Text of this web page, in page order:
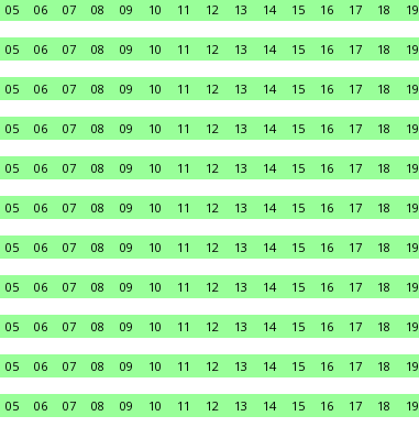
05 06 07 08 09 10 11 12 13 14 15 16 17 18 19
05 06 07 08 09 10 11 12 13 14 15 16 17 18 19
05 06 07 08 09 10 11 12 13 14 15 16 17 18 19
05 06 07 08 09 10 11 12 13 14 15 16 17 18 19
05 06 07 08 09 10 11 12 13 14 15 16 17 18 19
05 06 07 08 09 10 11 12 13 14 15 16 17 18 19
05 06 07 08 09 10 11 12 13 14 15 16 17 18 19
05 06 07 08 09 10 11 12 13 14 15 16 17 18 19
05 06 07 08 09 10 11 12 13 14 15 16 17 18 19
05 06 07 08 09 10 11 12 13 14 15 16 17 18 19
05 06 07 08 09 10 11 12 13 14 15 16 17 18 19